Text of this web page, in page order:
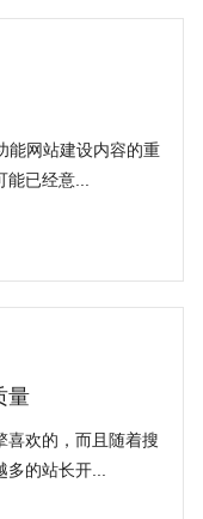
能网站建设内容的重
能已经意...
量
喜欢的，而且随着搜
的站长开...